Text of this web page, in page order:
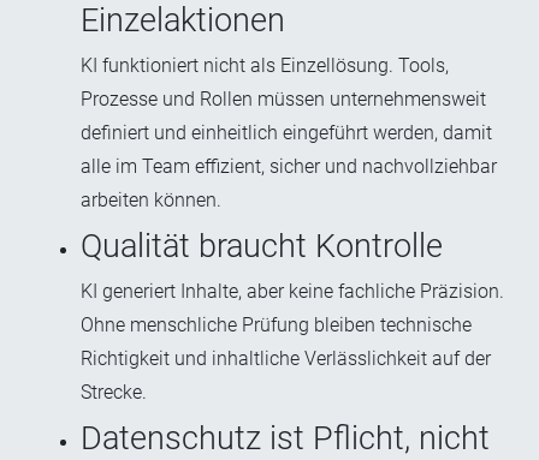
Einzelaktionen
KI funktioniert nicht als Einzellösung. Tools,
Prozesse und Rollen müssen unternehmensweit
definiert und einheitlich eingeführt werden, damit
alle im Team effizient, sicher und nachvollziehbar
arbeiten können.
Qualität braucht Kontrolle
KI generiert Inhalte, aber keine fachliche Präzision.
Ohne menschliche Prüfung bleiben technische
Richtigkeit und inhaltliche Verlässlichkeit auf der
Strecke.
Datenschutz ist Pflicht, nicht